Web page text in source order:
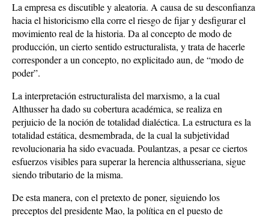
La empresa es discutible y aleatoria. A causa de su desconfianza
hacia el historicismo ella corre el riesgo de fijar y desfigurar el
movimiento real de la historia. Da al concepto de modo de
producción, un cierto sentido estructuralista, y trata de hacerle
corresponder a un concepto, no explicitado aun, de “modo de
poder”.
La interpretación estructuralista del marxismo, a la cual
Althusser ha dado su cobertura académica, se realiza en
perjuicio de la noción de totalidad dialéctica. La estructura es la
totalidad estática, desmembrada, de la cual la subjetividad
revolucionaria ha sido evacuada. Poulantzas, a pesar ce ciertos
esfuerzos visibles para superar la herencia althusseriana, sigue
siendo tributario de la misma.
De esta manera, con el pretexto de poner, siguiendo los
preceptos del presidente Mao, la política en el puesto de